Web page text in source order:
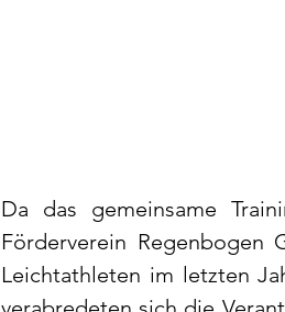
Da das gemeinsame
Förderverein Regenbogen
Leichtathleten im letzten